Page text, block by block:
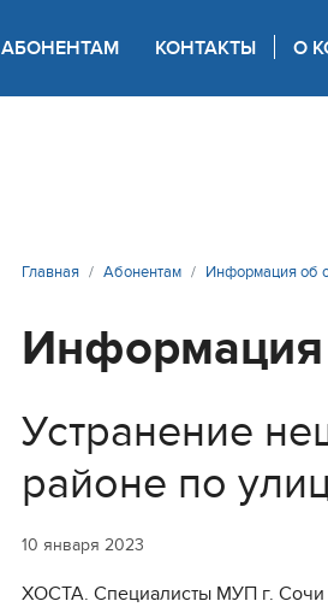
Версия для слабовидящих
АБОНЕНТАМ КОНТАКТЫ О
Главная Абонентам Информация об
Информация
Устранение
районе по
10 января 2023
ХОСТА. Специалисты МУП г. Сочи